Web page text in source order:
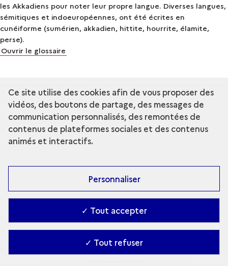
les Akkadiens pour noter leur propre langue. Diverses langues,
sémitiques et indoeuropéennes, ont été écrites en
cunéiforme (sumérien, akkadien, hittite, hourrite, élamite,
perse).
Ouvrir le glossaire
Ce site utilise des cookies afin de vous proposer des
vidéos, des boutons de partage, des messages de
communication personnalisés, des remontées de
contenus de plateformes sociales et des contenus
animés et interactifs.
Personnaliser
✓ Tout accepter
✓ Tout refuser